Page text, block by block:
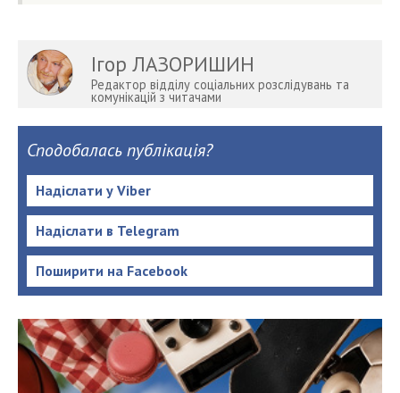
Ігор ЛАЗОРИШИН
Редактор відділу соціальних розслідувань та
комунікацій з читачами
Сподобалась публікація?
Надіслати у Viber
Надіслати в Telegram
Поширити на Facebook